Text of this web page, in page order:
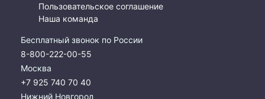
Пользовательское соглашение
Наша команда
Бесплатный звонок по России
8-800-222-00-55
Москва
+7 925 740 70 40
Нижний Новгород